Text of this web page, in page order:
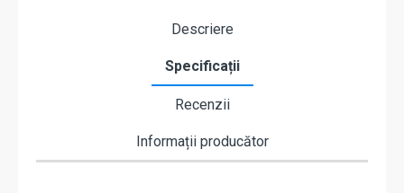
Descriere
Specificații
Recenzii
Informații producător